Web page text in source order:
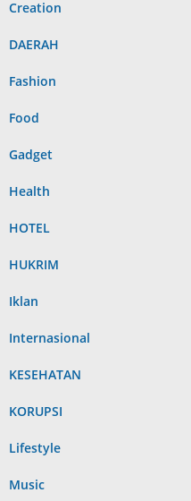
Creation
DAERAH
Fashion
Food
Gadget
Health
HOTEL
HUKRIM
Iklan
Internasional
KESEHATAN
KORUPSI
Lifestyle
Music